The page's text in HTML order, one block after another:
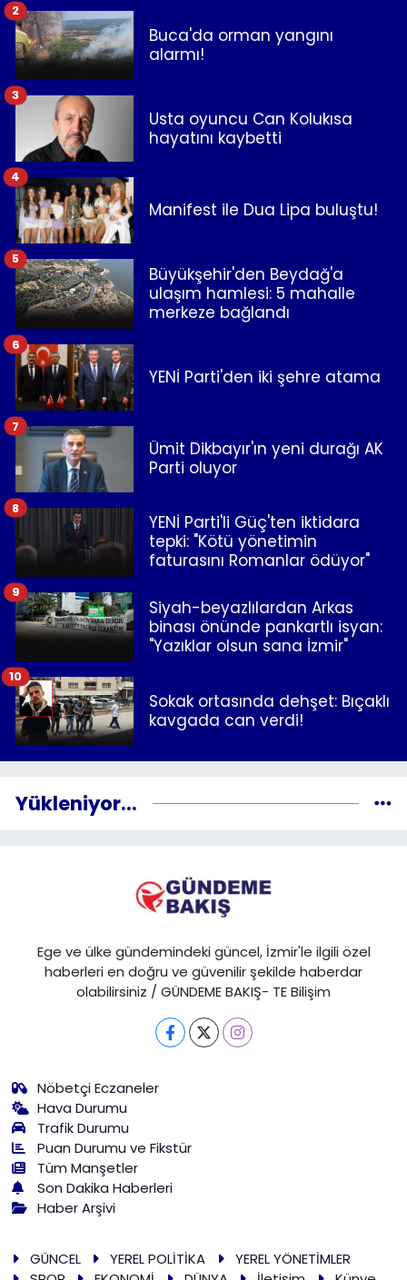
Buca'da orman yangını
alarmı!
2
Usta oyuncu Can Kolukısa
hayatını kaybetti
3
Manifest ile Dua Lipa buluştu!
4
Büyükşehir'den Beydağ'a
ulaşım hamlesi: 5 mahalle
merkeze bağlandı
5
YENİ Parti'den iki şehre atama
6
Ümit Dikbayır'ın yeni durağı AK
Parti oluyor
7
YENİ Parti'li Güç'ten iktidara
tepki: "Kötü yönetimin
faturasını Romanlar ödüyor"
8
Siyah-beyazlılardan Arkas
binası önünde pankartlı isyan:
"Yazıklar olsun sana İzmir"
9
Sokak ortasında dehşet: Bıçaklı
kavgada can verdi!
10
Yükleniyor...
Ege ve ülke gündemindeki güncel, İzmir'le ilgili özel
haberleri en doğru ve güvenilir şekilde haberdar
olabilirsiniz / GÜNDEME BAKIŞ- TE Bilişim
Nöbetçi Eczaneler
Hava Durumu
Trafik Durumu
Puan Durumu ve Fikstür
Tüm Manşetler
Son Dakika Haberleri
Haber Arşivi
GÜNCEL YEREL POLİTİKA
YEREL YÖNETİMLER